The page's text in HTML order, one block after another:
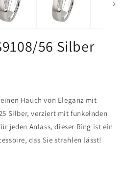
56 Silber
Hauch von Eleganz mit
Silber, verziert mit funkelnden
jeden Anlass, dieser Ring ist ein
das Sie strahlen lässt!